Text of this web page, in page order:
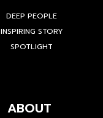
DEEP PEOPLE
INSPIRING STORY
SPOTLIGHT
ABOUT